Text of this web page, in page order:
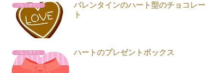
バレンタイン
バレンタインのハート型のチョコレー
ト
バレンタイン ハートのプレゼントボックス